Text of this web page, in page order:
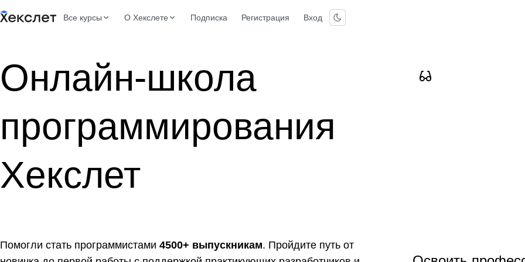
Все курсы О Хекслете Подписка Регистрация Вход
Онлайн-школа
программирования
Хекслет
Помогли стать программистами 4500+ выпускникам. Пройдите путь от